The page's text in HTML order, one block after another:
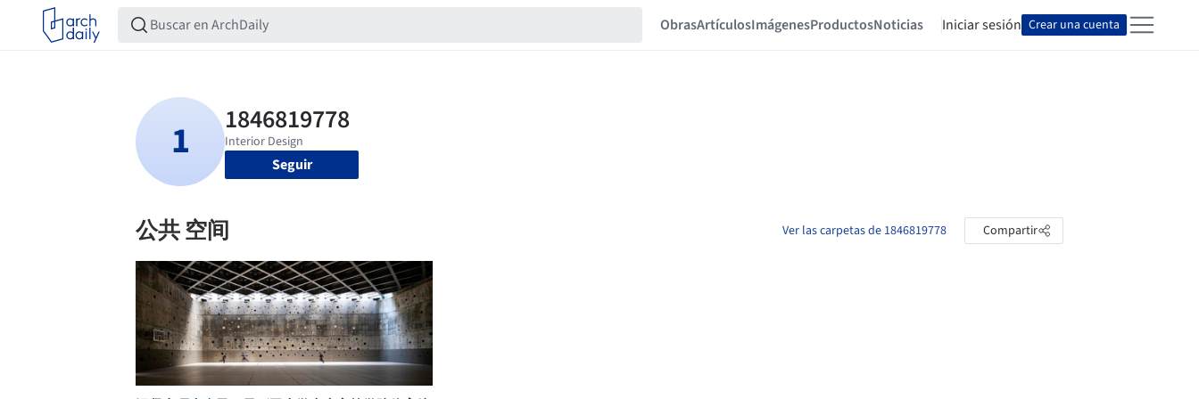
ObrasArtículosImágenesProductosNoticias Iniciar sesión Crear una cuenta
Seguir
公共 空间 Ver las carpetas de 1846819778 Compartir